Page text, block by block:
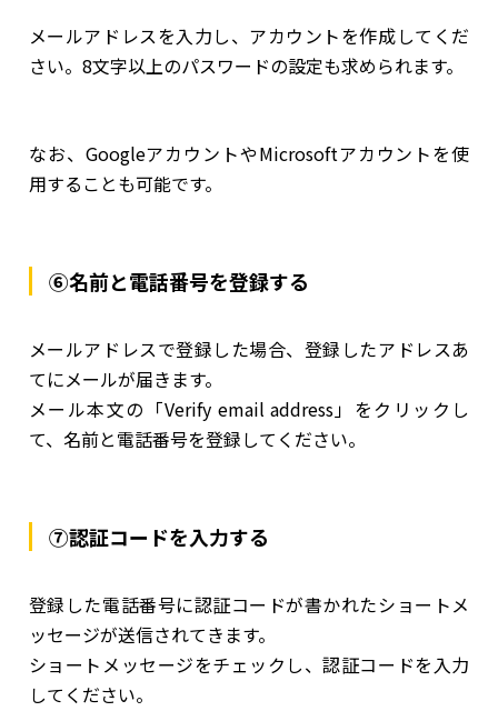
メールアドレスを入力し、アカウントを作成してくだ
さい。8文字以上のパスワードの設定も求められます。
なお、GoogleアカウントやMicrosoftアカウントを使
用することも可能です。
⑥名前と電話番号を登録する
メールアドレスで登録した場合、登録したアドレスあ
てにメールが届きます。
メール本文の「Verify email address」をクリックし
て、名前と電話番号を登録してください。
⑦認証コードを入力する
登録した電話番号に認証コードが書かれたショートメ
ッセージが送信されてきます。
ショートメッセージをチェックし、認証コードを入力
してください。